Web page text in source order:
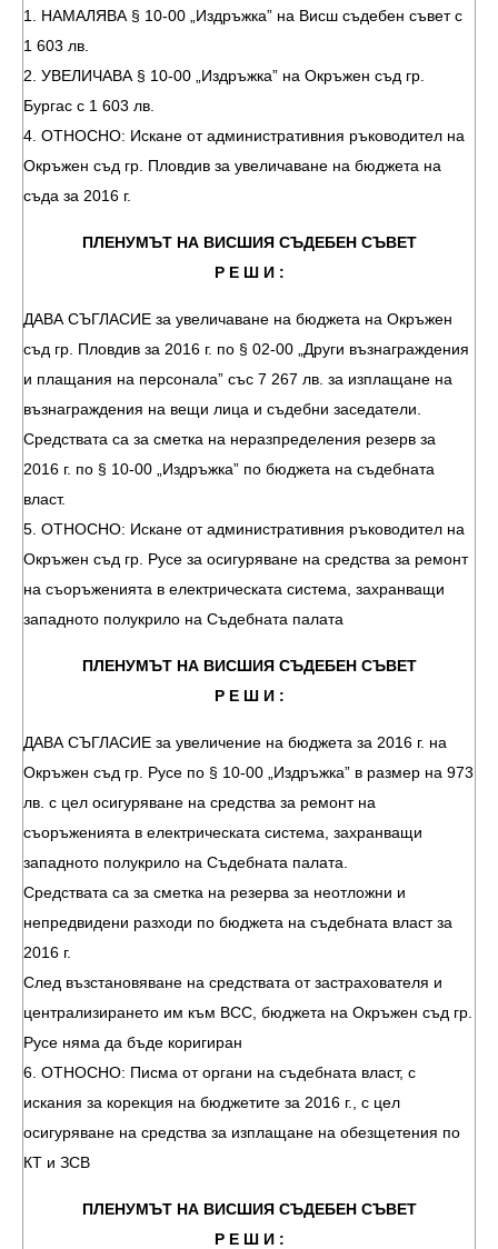
1. НАМАЛЯВА § 10-00 „Издръжка” на Висш съдебен съвет с
1 603 лв.
2. УВЕЛИЧАВА § 10-00 „Издръжка” на Окръжен съд гр.
Бургас с 1 603 лв.
4. ОТНОСНО: Искане от административния ръководител на
Окръжен съд гр. Пловдив за увеличаване на бюджета на
съда за 2016 г.
ПЛЕНУМЪТ НА ВИСШИЯ СЪДЕБЕН СЪВЕТ
Р Е Ш И :
ДАВА СЪГЛАСИЕ за увеличаване на бюджета на Окръжен
съд гр. Пловдив за 2016 г. по § 02-00 „Други възнаграждения
и плащания на персонала” със 7 267 лв. за изплащане на
възнаграждения на вещи лица и съдебни заседатели.
Средствата са за сметка на неразпределения резерв за
2016 г. по § 10-00 „Издръжка” по бюджета на съдебната
власт.
5. ОТНОСНО: Искане от административния ръководител на
Окръжен съд гр. Русе за осигуряване на средства за ремонт
на съоръженията в електрическата система, захранващи
западното полукрило на Съдебната палата
ПЛЕНУМЪТ НА ВИСШИЯ СЪДЕБЕН СЪВЕТ
Р Е Ш И :
ДАВА СЪГЛАСИЕ за увеличение на бюджета за 2016 г. на
Окръжен съд гр. Русе по § 10-00 „Издръжка” в размер на 973
лв. с цел осигуряване на средства за ремонт на
съоръженията в електрическата система, захранващи
западното полукрило на Съдебната палата.
Средствата са за сметка на резерва за неотложни и
непредвидени разходи по бюджета на съдебната власт за
2016 г.
След възстановяване на средствата от застрахователя и
централизирането им към ВСС, бюджета на Окръжен съд гр.
Русе няма да бъде коригиран
6. ОТНОСНО: Писма от органи на съдебната власт, с
искания за корекция на бюджетите за 2016 г., с цел
осигуряване на средства за изплащане на обезщетения по
КТ и ЗСВ
ПЛЕНУМЪТ НА ВИСШИЯ СЪДЕБЕН СЪВЕТ
Р Е Ш И :